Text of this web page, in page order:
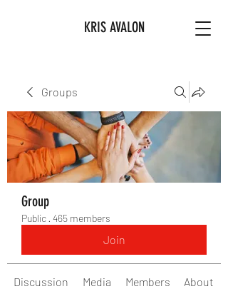
KRIS AVALON
Groups
Group
Public · 465 members
Join
Discussion Media Members About